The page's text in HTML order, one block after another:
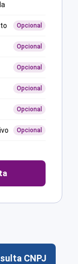
Opcional
Opcional
Opcional
Opcional
Opcional
Opcional
CNPJ